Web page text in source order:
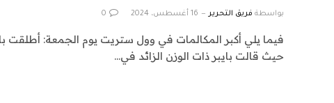
بواسطة فريق التحرير 16 أغسطس، 2024 0
حيث قالت بايبر ذات الوزن الزائد في…